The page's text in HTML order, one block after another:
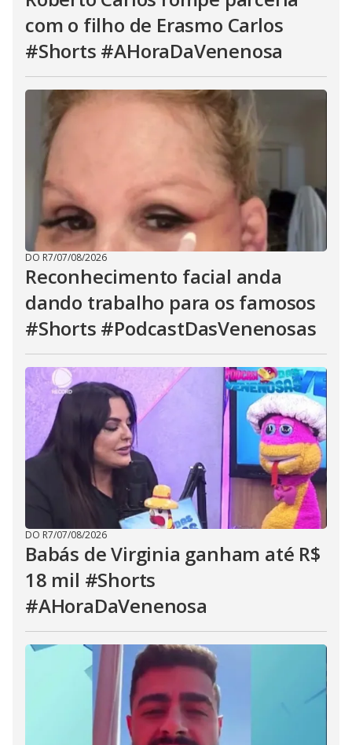
com o filho de Erasmo Carlos
#Shorts #AHoraDaVenenosa
DO R7/07/08/2026
Reconhecimento facial anda
dando trabalho para os famosos
#Shorts #PodcastDasVenenosas
DO R7/07/08/2026
Babás de Virginia ganham até R$
18 mil #Shorts
#AHoraDaVenenosa